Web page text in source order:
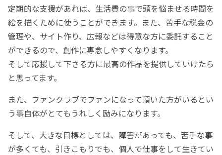
定期的な支援があれば、生活費の事で頭を悩ませる時間を
絵を描くために使うことができます。また、苦手な税金の
管理や、サイト作り、広報などは得意な方に委託すること
ができるので、創作に専念しやすくなります。
そして応援して下さる方に最高の作品を提供していけたら
と思ってます。
また、ファンクラブでファンになって頂いた方がいるとい
う事自体がとてもうれしく励みになります。
そして、大きな目標としては、障害があっても、苦手な事
が多くても、引きこもりでも、個人で仕事をして生きてい